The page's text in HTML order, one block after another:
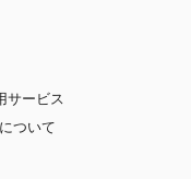
サービス
ついて